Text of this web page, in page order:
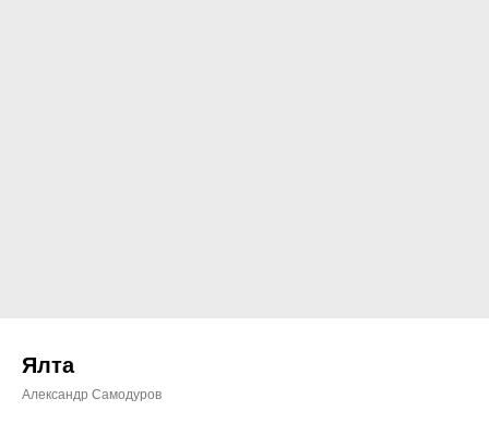
Ялта
Александр Самодуров